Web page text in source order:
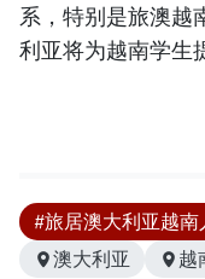
系，特别是旅澳越
利亚将为越南学生
#旅居澳大利亚越南
澳大利亚
越